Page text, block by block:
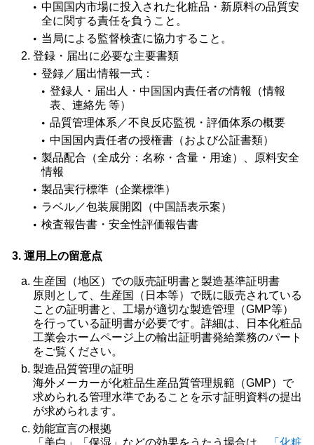
中国国内市場に投入された化粧品・新原料の品質安
全に関する責任を負うこと。
当局による監督検査に協力すること。
登録・届出に必要な主要書類
登録／届出情報一式：
登録人・届出人・中国国内責任者の情報（情報
表、連絡先 等）
品質管理体系／不良反応監視・評価体系の概要
中国国内責任者の授権書（および公証書類）
製品配合（全成分：名称・含量・用途）、原料安全
情報
製品実行標準（企業標準）
ラベル／包装展開図（中国語表示案）
検査報告書・安全性評価報告書
3. 運用上の留意点
生産国（地区）での販売証明書と製造基準証明書
原則として、生産国（日本等）で既に販売されている
ことの証明書と、工場が適切な製造管理（GMP等）
を行っている証明書が必要です。詳細は、日本化粧品
工業会ホームページ上の輸出証明書発給業務のパート
をご覧ください。
製造品質管理の証明
海外メーカーが化粧品生産品質管理規範（GMP）で
求められる管理水準であることを示す証明資料の提出
が求められます。
効能宣言の根拠